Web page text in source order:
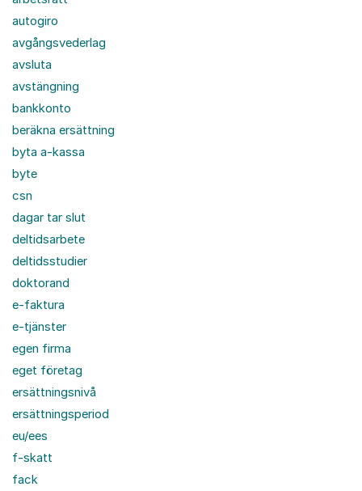
autogiro
avgångsvederlag
avsluta
avstängning
bankkonto
beräkna ersättning
byta a-kassa
byte
csn
dagar tar slut
deltidsarbete
deltidsstudier
doktorand
e-faktura
e-tjänster
egen firma
eget företag
ersättningsnivå
ersättningsperiod
eu/ees
f-skatt
fack